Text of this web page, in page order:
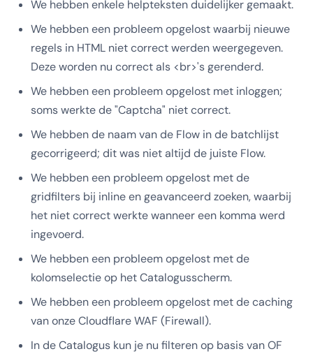
We hebben enkele helpteksten duidelijker gemaakt.
We hebben een probleem opgelost waarbij nieuwe
regels in HTML niet correct werden weergegeven.
Deze worden nu correct als <br>'s gerenderd.
We hebben een probleem opgelost met inloggen;
soms werkte de "Captcha" niet correct.
We hebben de naam van de Flow in de batchlijst
gecorrigeerd; dit was niet altijd de juiste Flow.
We hebben een probleem opgelost met de
gridfilters bij inline en geavanceerd zoeken, waarbij
het niet correct werkte wanneer een komma werd
ingevoerd.
We hebben een probleem opgelost met de
kolomselectie op het Catalogusscherm.
We hebben een probleem opgelost met de caching
van onze Cloudflare WAF (Firewall).
In de Catalogus kun je nu filteren op basis van OF